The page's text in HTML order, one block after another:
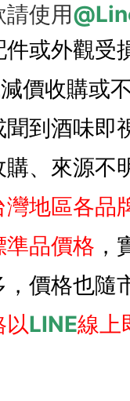
使用
或外觀受
價收購或
到酒味即
、來源不
灣地區各品
品價格
價格也隨
以LINE線上